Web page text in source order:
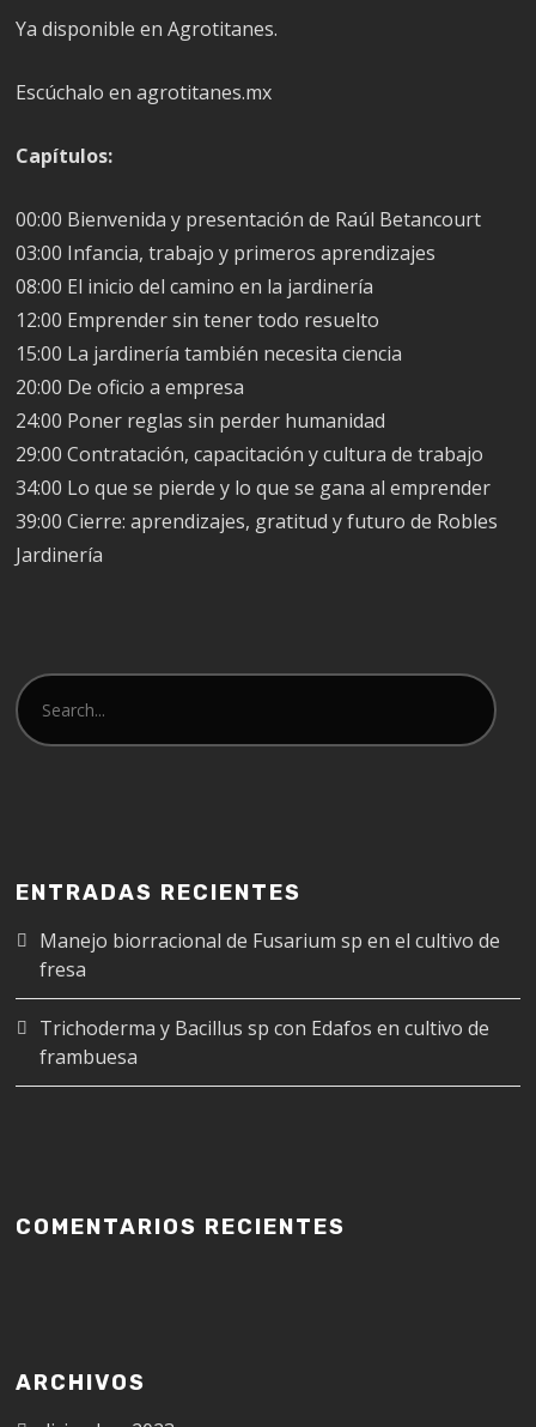
Ya disponible en Agrotitanes.
Escúchalo en agrotitanes.mx
Capítulos:
00:00 Bienvenida y presentación de Raúl Betancourt
03:00 Infancia, trabajo y primeros aprendizajes
08:00 El inicio del camino en la jardinería
12:00 Emprender sin tener todo resuelto
15:00 La jardinería también necesita ciencia
20:00 De oficio a empresa
24:00 Poner reglas sin perder humanidad
29:00 Contratación, capacitación y cultura de trabajo
34:00 Lo que se pierde y lo que se gana al emprender
39:00 Cierre: aprendizajes, gratitud y futuro de Robles
Jardinería
ENTRADAS RECIENTES
Manejo biorracional de Fusarium sp en el cultivo de
fresa
Trichoderma y Bacillus sp con Edafos en cultivo de
frambuesa
COMENTARIOS RECIENTES
ARCHIVOS